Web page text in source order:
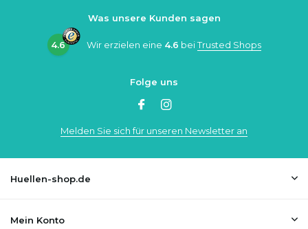
Was unsere Kunden sagen
4.6 Wir erzielen eine 4.6 beiTrusted Shops
Folge uns
Melden Sie sich für unseren Newsletter an
Huellen-shop.de
Mein Konto